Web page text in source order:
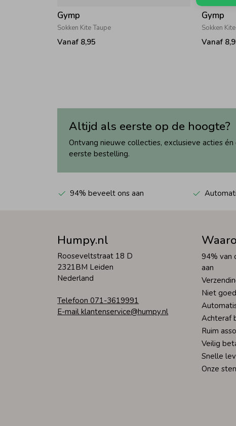
Gymp
Sokken Kite Taupe
Vanaf 8,95
Gymp
Sokken
Vanaf
Altijd als eerste op de hoogte?
Ontvang nieuwe collecties, exclusieve acties
eerste bestelling.
94% beveelt ons aan
Humpy.nl
Rooseveltstraat 18 D
2321BM Leiden
Nederland
Telefoon 071-3619991
E-mail klantenservice@humpy.nl
94% van
aan
Niet
Achteraf
Ruim
Veilig
Snelle
Onze